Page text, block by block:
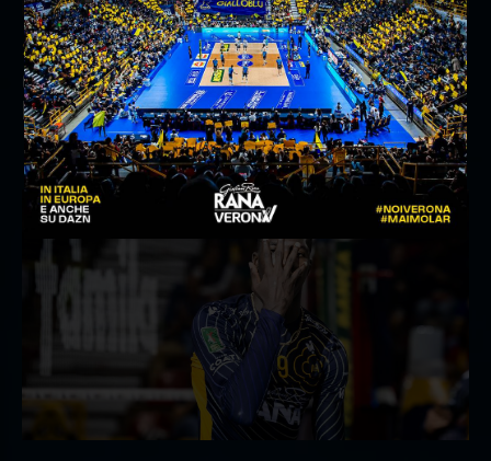
23/05/2026
Christenson convocato dagli USA per
la VNL 2026